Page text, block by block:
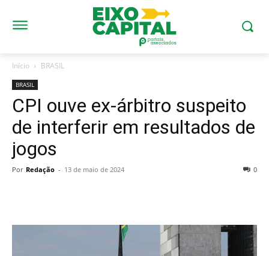
Início BRASIL
BRASIL
CPI ouve ex-árbitro suspeito
de interferir em resultados de
jogos
Por Redação - 13 de maio de 2024 0